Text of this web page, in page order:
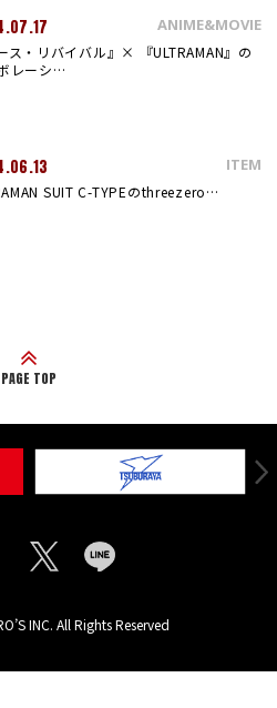
ANIME&MOVIE
ス・リバイバル』× 『ULTRAMAN』の
レーシ…
ITEM
SUIT C-TYPEのthreezero…
PAGE TOP
INC. All Rights Reserved